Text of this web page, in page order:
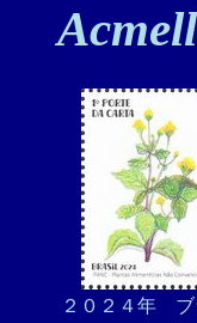
２０２４年 ブ